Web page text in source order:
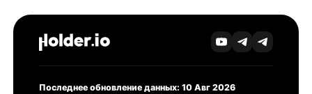
Последнее обновление данных: 10 Авг 2026